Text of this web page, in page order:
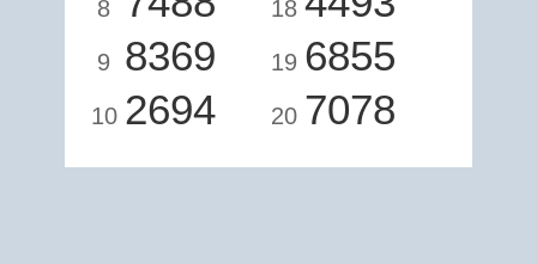
8
9 8369
10 2694
18
19 6855
20 7078